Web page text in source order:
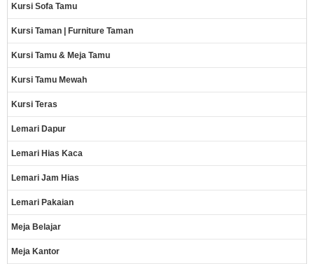
Kursi Sofa Tamu
Kursi Taman | Furniture Taman
Kursi Tamu & Meja Tamu
Kursi Tamu Mewah
Kursi Teras
Lemari Dapur
Lemari Hias Kaca
Lemari Jam Hias
Lemari Pakaian
Meja Belajar
Meja Kantor